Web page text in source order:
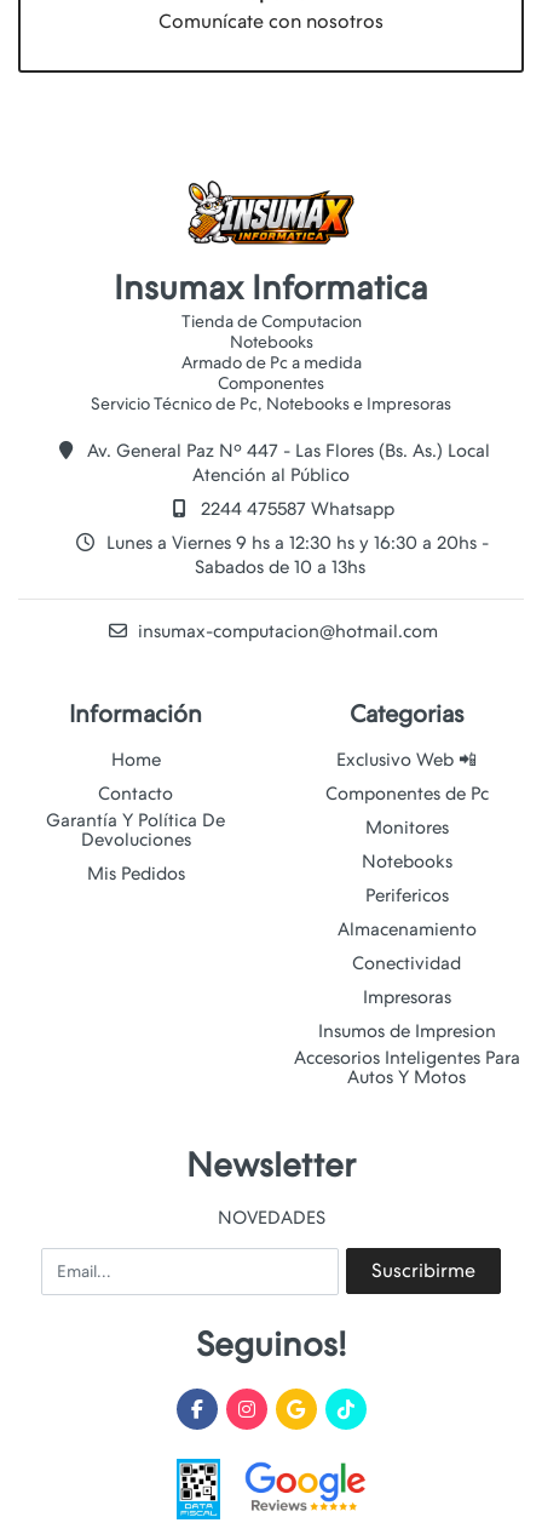
Comunícate con nosotros
Insumax Informatica
Tienda de Computacion
Notebooks
Armado de Pc a medida
Componentes
Av. General Paz Nº 447 - Las Flores (Bs. As.) Local
Atención al Público
2244 475587 Whatsapp
Lunes a Viernes 9 hs a 12:30 hs y 16:30 a 20hs -
Sabados de 10 a 13hs
insumax-computacion@hotmail.com
Información
Home
Contacto
Garantía Y Política De
Devoluciones
Mis Pedidos
Categorias
Exclusivo Web 📲
Componentes de Pc
Monitores
Notebooks
Perifericos
Almacenamiento
Conectividad
Impresoras
Insumos de Impresion
Accesorios Inteligentes Para
Autos Y Motos
Newsletter
NOVEDADES
Email Suscribirme
Seguinos!